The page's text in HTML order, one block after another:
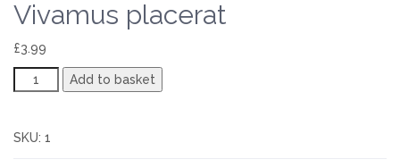
Vivamus placerat
£3.99
Vivamus
placerat
Add to basket
SKU: 1